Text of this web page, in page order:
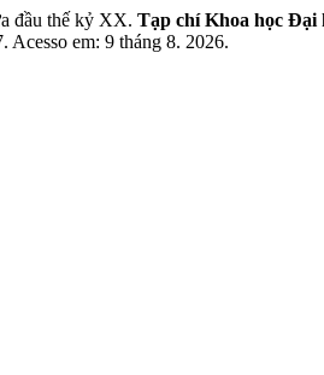
đầu thế kỷ XX. Tạp chí Khoa học Đại
em: 9 tháng 8. 2026.